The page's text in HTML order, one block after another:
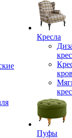
Кресла
Пуфы